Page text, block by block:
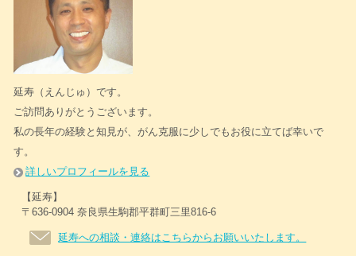
延寿（えんじゅ）です。
ご訪問ありがとうございます。
私の長年の経験と知見が、がん克服に少しでもお役に立てば幸いで
す。
詳しいプロフィールを見る
【延寿】
〒636-0904 奈良県生駒郡平群町三里816-6
延寿への相談・連絡はこちらからお願いいたします。